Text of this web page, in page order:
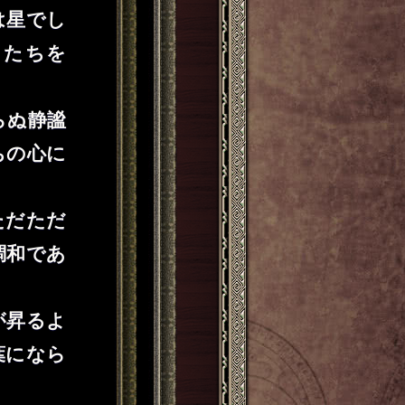
でし
ちを
ぬ静謐
心に
だただ
であ
るよ
なら